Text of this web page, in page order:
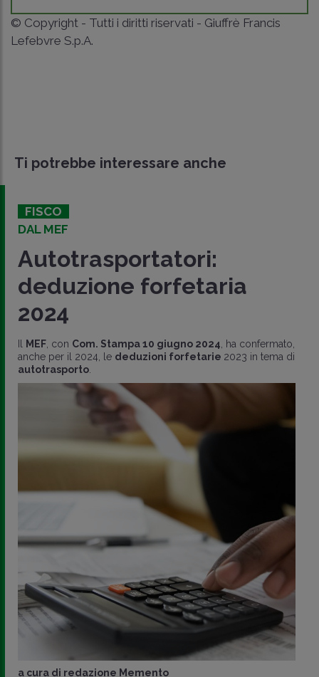
© Copyright - Tutti i diritti riservati - Giuffrè Francis
Lefebvre S.p.A.
Ti potrebbe interessare anche
FISCO
DAL MEF
Autotrasportatori:
deduzione forfetaria
2024
MEF , con Com. Stampa 10 giugno 2024 , ha confermato,
anche per il 2024, le deduzioni forfetarie 2023 in tema di
autotrasporto
a cura di redazione Memento